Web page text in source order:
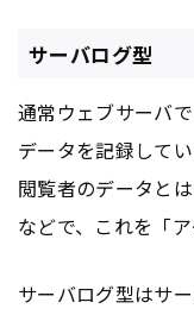
サーバログ型
通常ウェブサーバ
データを記録してい
閲覧者のデータと
などで、これを「
サーバログ型はサ